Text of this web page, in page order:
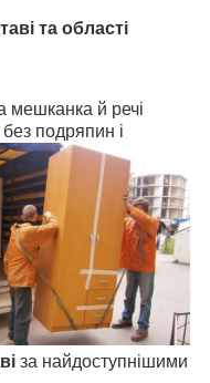
та області
й речі
подряпин і
за найдоступнішими